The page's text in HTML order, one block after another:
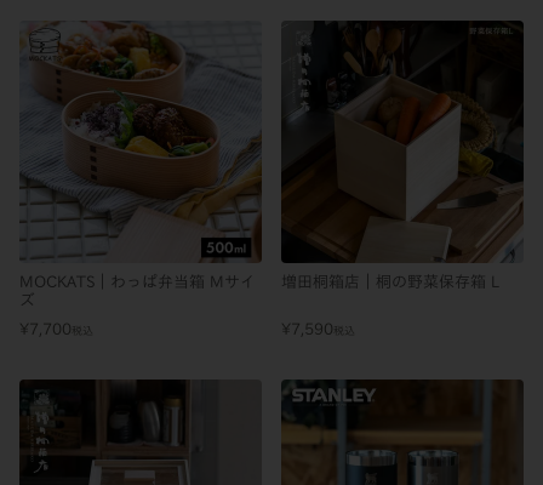
MOCKATS｜わっぱ弁当箱 Mサイ
ズ
¥ 7,700 税込
増田桐箱店｜桐の野菜保存箱 L
¥ 7,590 税込